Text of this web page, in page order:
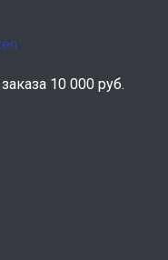
10 000 руб.